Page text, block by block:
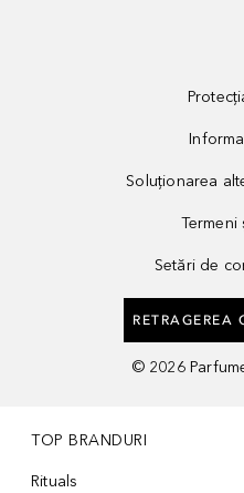
Soluționarea
Termeni
Setări de
RETRAGEREA
© 2026
TOP BRANDURI
Rituals